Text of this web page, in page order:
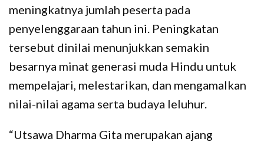
meningkatnya jumlah peserta pada
penyelenggaraan tahun ini. Peningkatan
tersebut dinilai menunjukkan semakin
besarnya minat generasi muda Hindu untuk
mempelajari, melestarikan, dan mengamalkan
nilai-nilai agama serta budaya leluhur.
“Utsawa Dharma Gita merupakan ajang